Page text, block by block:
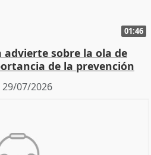
01:46
advierte sobre la ola de
de la prevención
29/07/2026